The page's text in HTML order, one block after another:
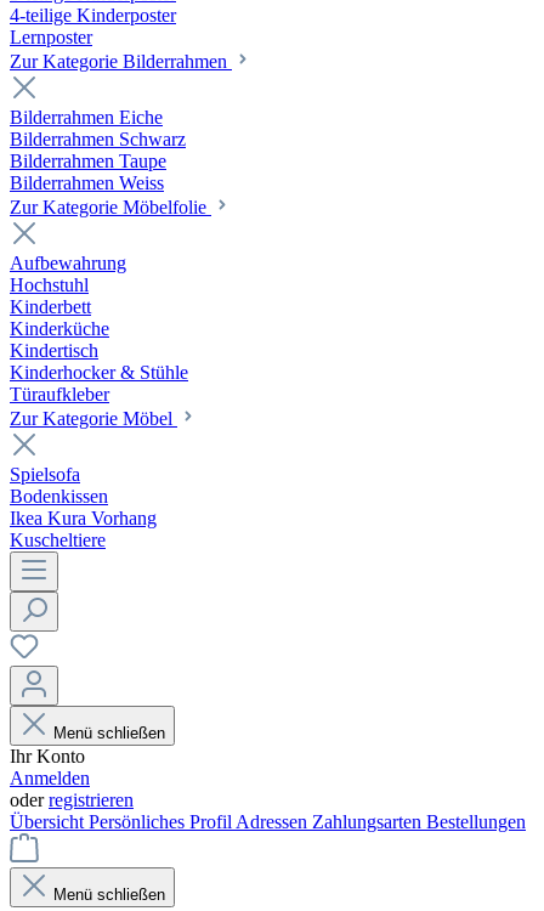
4-teilige Kinderposter
Lernposter
Zur Kategorie Bilderrahmen
Bilderrahmen Eiche
Bilderrahmen Schwarz
Bilderrahmen Taupe
Bilderrahmen Weiss
Zur Kategorie Möbelfolie
Aufbewahrung
Hochstuhl
Kinderbett
Kinderküche
Kindertisch
Kinderhocker & Stühle
Türaufkleber
Zur Kategorie Möbel
Spielsofa
Bodenkissen
Ikea Kura Vorhang
Kuscheltiere
Menü schließen
Ihr Konto
Anmelden
oderregistrieren
Übersicht Persönliches Profil Adressen Zahlungsarten Bestellungen
Menü schließen